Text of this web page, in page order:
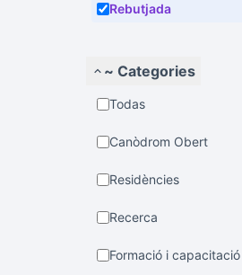
Rebutjada
~ Categories
Todas
Canòdrom Obert
Residències
Recerca
Formació i capacitació